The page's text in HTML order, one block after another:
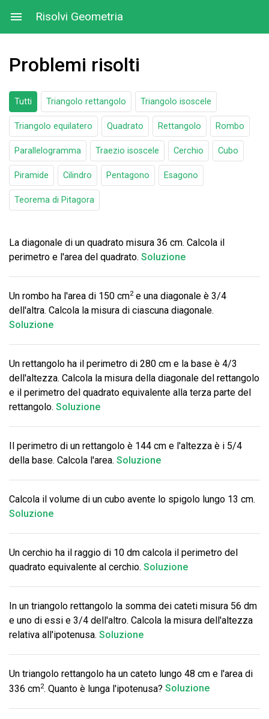
Risolvi Geometria
Problemi risolti
Tutti Triangolo rettangolo Triangolo isoscele
Triangolo equilatero Quadrato Rettangolo Rombo
Parallelogramma Traezio isoscele Cerchio Cubo
Piramide Cilindro Pentagono Esagono
Teorema di Pitagora
La diagonale di un quadrato misura 36 cm. Calcola il
perimetro e l'area del quadrato. Soluzione
Un rombo ha l'area di 150 cm2e una diagonale è 3/4
dell'altra. Calcola la misura di ciascuna diagonale.
Soluzione
Un rettangolo ha il perimetro di 280 cm e la base è 4/3
dell'altezza. Calcola la misura della diagonale del rettangolo
e il perimetro del quadrato equivalente alla terza parte del
rettangolo. Soluzione
Il perimetro di un rettangolo è 144 cm e l'altezza è i 5/4
della base. Calcola l'area. Soluzione
Calcola il volume di un cubo avente lo spigolo lungo 13 cm.
Soluzione
Un cerchio ha il raggio di 10 dm calcola il perimetro del
quadrato equivalente al cerchio. Soluzione
In un triangolo rettangolo la somma dei cateti misura 56 dm
e uno di essi e 3/4 dell'altro. Calcola la misura dell'altezza
relativa all'ipotenusa. Soluzione
Un triangolo rettangolo ha un cateto lungo 48 cm e l'area di
336 cm2. Quanto è lunga l'ipotenusa? Soluzione